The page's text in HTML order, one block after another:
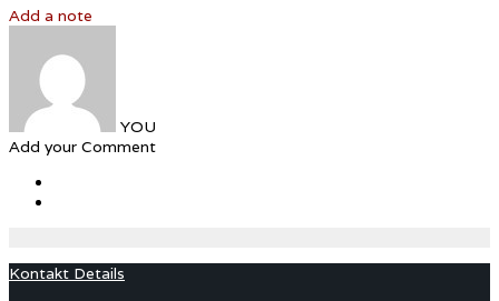
Add a note
YOU
Add your Comment
Kontakt Details